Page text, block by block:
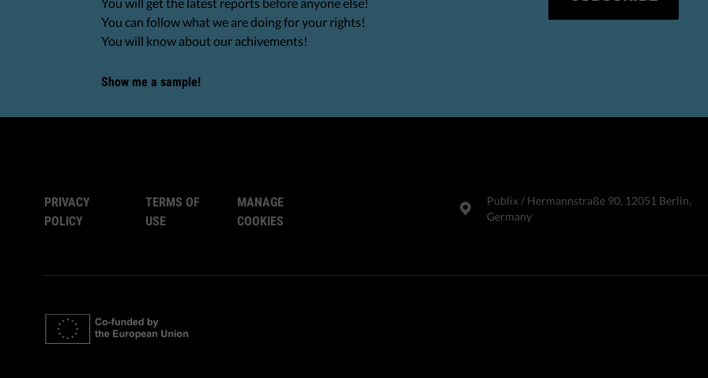
You can follow what we are doing for your rights!
You will know about our achivements!
Show me a sample!
PRIVACY
POLICY
TERMS OF
USE
MANAGE
COOKIES
Publix​ / Hermannstraße 90, 12051 Berlin,
Germany